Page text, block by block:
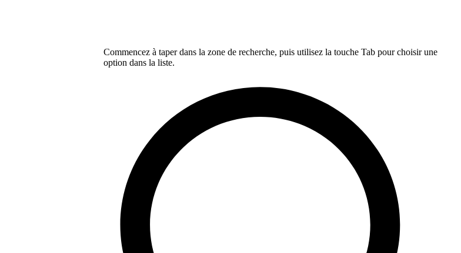
Commencez à taper dans la zone de recherche, puis utilisez la touche Tab pour choisir une
option dans la liste.